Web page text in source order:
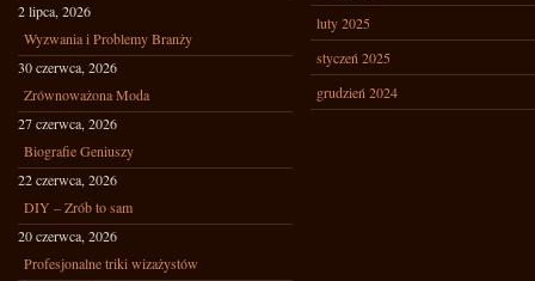
2 lipca, 2026
Wyzwania i Problemy Branży
30 czerwca, 2026
Zrównoważona Moda
27 czerwca, 2026
Biografie Geniuszy
22 czerwca, 2026
DIY – Zrób to sam
20 czerwca, 2026
Profesjonalne triki wizażystów
luty 2025
styczeń 2025
grudzień 2024